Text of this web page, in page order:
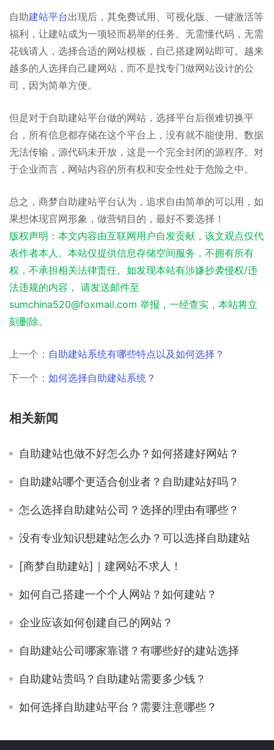
自助建站平台出现后，其免费试用、可视化版、一键激活等
福利，让建站成为一项轻而易举的任务。无需懂代码，无需
花钱请人，选择合适的网站模板，自己搭建网站即可。越来
越多的人选择自己建网站，而不是找专门做网站设计的公
司，因为简单方便。
但是对于自助建站平台做的网站，选择平台后很难切换平
台，所有信息都存储在这个平台上，没有就不能使用。数据
无法传输，源代码未开放，这是一个完全封闭的源程序。对
于企业而言，网站内容的所有权和安全性处于危险之中。
总之，商梦自助建站平台认为，追求自由简单的可以用，如
果想体现官网形象，做营销目的，最好不要选择！
版权声明：本文内容由互联网用户自发贡献，该文观点仅代
表作者本人。本站仅提供信息存储空间服务，不拥有所有
权，不承担相关法律责任。如发现本站有涉嫌抄袭侵权/违
法违规的内容， 请发送邮件至
sumchina520@foxmail.com 举报，一经查实，本站将立
刻删除。
上一个： 自助建站系统有哪些特点以及如何选择？
下一个： 如何选择自助建站系统？
相关新闻
自助建站也做不好怎么办？如何搭建好网站？
自助建站哪个更适合创业者？自助建站好吗？
怎么选择自助建站公司？选择的理由有哪些？
没有专业知识想建站怎么办？可以选择自助建站
[商梦自助建站]｜建网站不求人！
如何自己搭建一个个人网站？如何建站？
企业应该如何创建自己的网站？
自助建站公司哪家靠谱？有哪些好的建站选择
自助建站贵吗？自助建站需要多少钱？
如何选择自助建站平台？需要注意哪些？